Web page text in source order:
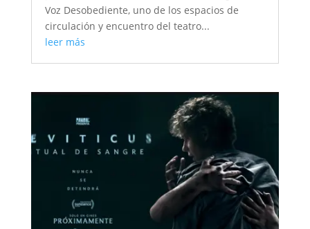
Voz Desobediente, uno de los espacios de
circulación y encuentro del teatro...
leer más